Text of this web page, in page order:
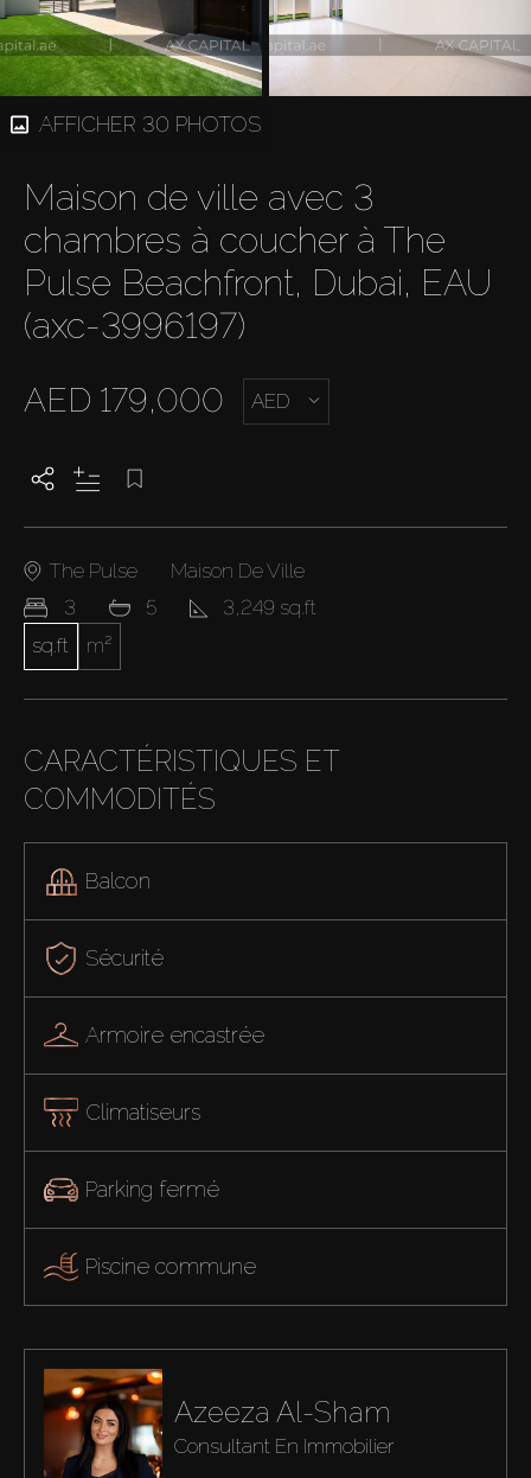
AFFICHER 30 PHOTOS
Maison de ville avec 3
chambres à coucher à The
Pulse Beachfront, Dubai, EAU
(axc-3996197)
AED 179,000 AED
The Pulse
Maison De Ville
3
5
3,249 sq.ft
sq.ft
m²
CARACTÉRISTIQUES ET
COMMODITÉS
Balcon
Sécurité
Armoire encastrée
Climatiseurs
Parking fermé
Piscine commune
Azeeza Al-Sham
Consultant En Immobilier